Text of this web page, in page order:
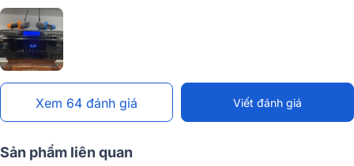
năng đáp ứng nhu cầu hát karaoke, nghe nhạc, xem phim mới được
nhà sản xuất BIK cho ra mắt thị trường. Được sản xuất với dây
truyền công nghệ hiện đại, quy trình kiểm tra nghiêm ngặt, kỹ lưỡng
của Nhật Bản hứa hẹn mang đến cho người dùng trải nghiệm chất
Xem 64 đánh giá Viết đánh giá
Sản phẩm liên quan